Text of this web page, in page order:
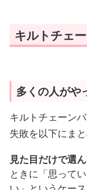
キルトチェ
多くの人がや
キルトチェーン
失敗を以下にまと
見た目だけで選
ときに「思って